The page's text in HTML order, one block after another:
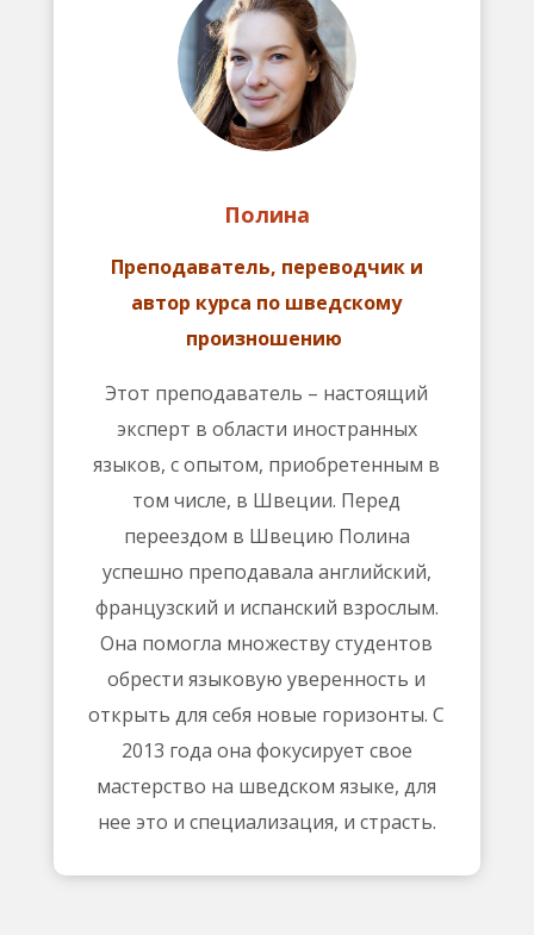
Полина
Преподаватель, переводчик и
автор курса по шведскому
произношению
Этот преподаватель – настоящий
эксперт в области иностранных
языков, с опытом, приобретенным в
том числе, в Швеции. Перед
переездом в Швецию Полина
успешно преподавала английский,
французский и испанский взрослым.
Она помогла множеству студентов
обрести языковую уверенность и
открыть для себя новые горизонты. С
2013 года она фокусирует свое
мастерство на шведском языке, для
нее это и специализация, и страсть.